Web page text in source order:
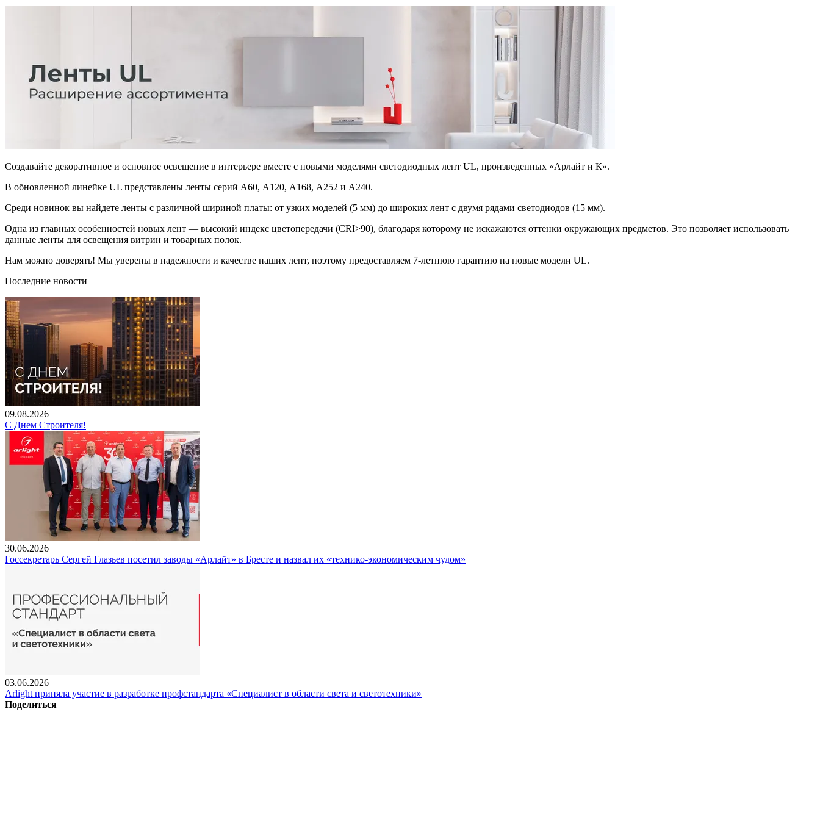
Создавайте декоративное и основное освещение в интерьере вместе с новыми моделями светодиодных лент UL, произведенных «Арлайт и К».
В обновленной линейке UL представлены ленты серий А60, А120, А168, А252 и А240.
Среди новинок вы найдете ленты с различной шириной платы: от узких моделей (5 мм) до широких лент с двумя рядами светодиодов (15 мм).
Одна из главных особенностей новых лент — высокий индекс цветопередачи (CRI>90), благодаря которому не искажаются оттенки окружающих предметов. Это позволяет использовать
данные ленты для освещения витрин и товарных полок.
Нам можно доверять! Мы уверены в надежности и качестве наших лент, поэтому предоставляем 7-летнюю гарантию на новые модели UL.
Последние новости
09.08.2026
С Днем Строителя!
30.06.2026
Госсекретарь Сергей Глазьев посетил заводы «Арлайт» в Бресте и назвал их «технико-экономическим чудом»
03.06.2026
Arlight приняла участие в разработке профстандарта «Специалист в области света и светотехники»
Поделиться